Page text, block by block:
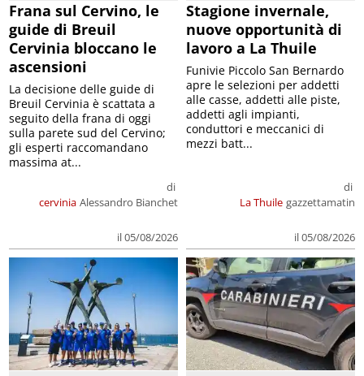
Frana sul Cervino, le
guide di Breuil
Cervinia bloccano le
ascensioni
cervinia
di
Alessandro Bianchet
il 05/08/2026
La decisione delle guide di
Breuil Cervinia è scattata a
seguito della frana di oggi
sulla parete sud del Cervino;
gli esperti raccomandano
massima at...
Stagione invernale,
nuove opportunità di
lavoro a La Thuile
La Thuile
di
gazzettamatin
il 05/08/2026
Funivie Piccolo San Bernardo
apre le selezioni per addetti
alle casse, addetti alle piste,
addetti agli impianti,
conduttori e meccanici di
mezzi batt...